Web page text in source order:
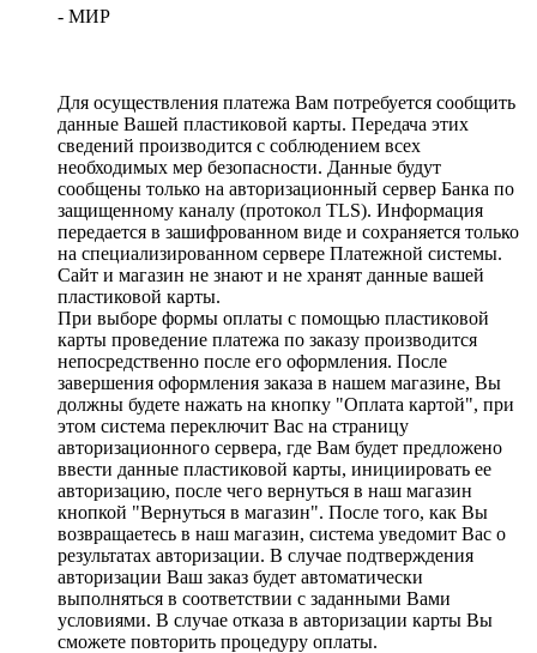
- МИР
Для осуществления платежа Вам потребуется сообщить
данные Вашей пластиковой карты. Передача этих
сведений производится с соблюдением всех
необходимых мер безопасности. Данные будут
сообщены только на авторизационный сервер Банка по
защищенному каналу (протокол TLS). Информация
передается в зашифрованном виде и сохраняется только
на специализированном сервере Платежной системы.
Сайт и магазин не знают и не хранят данные вашей
пластиковой карты.
При выборе формы оплаты с помощью пластиковой
карты проведение платежа по заказу производится
непосредственно после его оформления. После
завершения оформления заказа в нашем магазине, Вы
должны будете нажать на кнопку "Оплата картой", при
этом система переключит Вас на страницу
авторизационного сервера, где Вам будет предложено
ввести данные пластиковой карты, инициировать ее
авторизацию, после чего вернуться в наш магазин
кнопкой "Вернуться в магазин". После того, как Вы
возвращаетесь в наш магазин, система уведомит Вас о
результатах авторизации. В случае подтверждения
авторизации Ваш заказ будет автоматически
выполняться в соответствии с заданными Вами
условиями. В случае отказа в авторизации карты Вы
сможете повторить процедуру оплаты.